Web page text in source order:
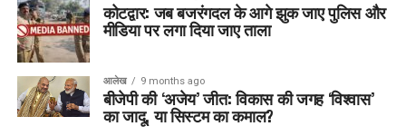
कोटद्वार: जब बजरंगदल के आगे झुक जाए पुलिस और
मीडिया पर लगा दिया जाए ताला
आलेख 9 months ago
बीजेपी की ‘अजेय’ जीत: विकास की जगह ‘विश्वास’
का जादू, या सिस्टम का कमाल?